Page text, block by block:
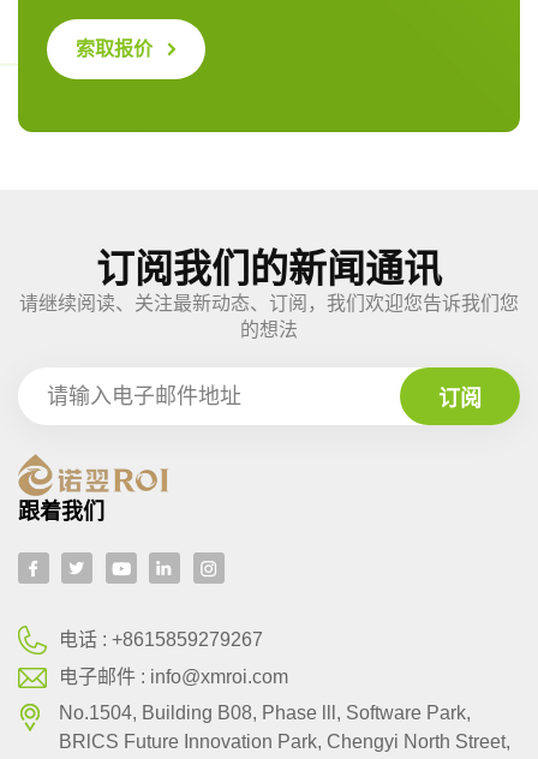
索取报价
订阅我们的新闻通讯
请继续阅读、关注最新动态、订阅，我们欢迎您告诉我们您
的想法
跟着我们
电话 :+8615859279267
电子邮件 : info@xmroi.com
No.1504, Building B08, Phase lll, Software Park,
BRlCS Future Innovation Park, Chengyi North Street,